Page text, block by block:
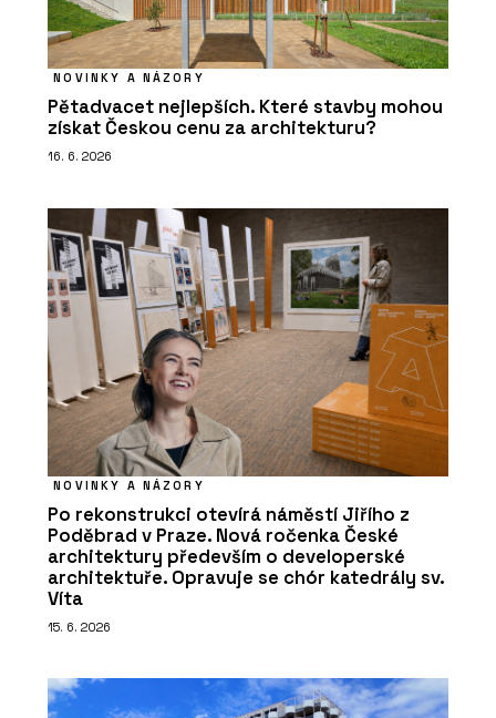
NOVINKY A NÁZORY
Pětadvacet nejlepších. Které stavby mohou
získat Českou cenu za architekturu?
16. 6. 2026
NOVINKY A NÁZORY
Po rekonstrukci otevírá náměstí Jiřího z
Poděbrad v Praze. Nová ročenka České
architektury především o developerské
architektuře. Opravuje se chór katedrály sv.
Víta
15. 6. 2026